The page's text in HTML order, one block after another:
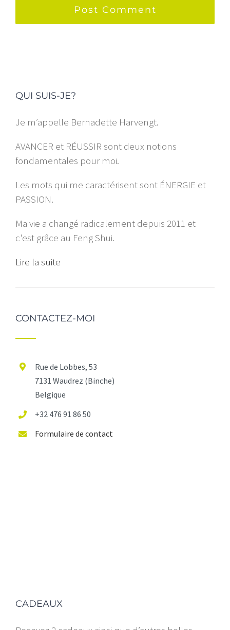
QUI SUIS-JE?
Je m’appelle Bernadette Harvengt.
AVANCER et RÉUSSIR sont deux notions
fondamentales pour moi.
Les mots qui me caractérisent sont ÉNERGIE et
PASSION.
Ma vie a changé radicalement depuis 2011 et
c'est grâce au Feng Shui.
Lire la suite
CONTACTEZ-MOI
Rue de Lobbes, 53
7131 Waudrez (Binche)
Belgique
+32 476 91 86 50
Formulaire de contact
CADEAUX